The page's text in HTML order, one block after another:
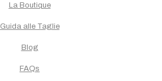
La Boutique
Guida alle Taglie
Blog
FAQs